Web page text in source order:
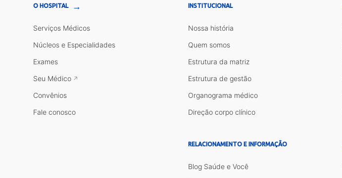
O HOSPITAL →
Serviços Médicos
Núcleos e Especialidades
Exames
Seu Médico
Convênios
Fale conosco
INSTITUCIONAL
Nossa história
Quem somos
Estrutura da matriz
Estrutura de gestão
Organograma médico
Direção corpo clínico
RELACIONAMENTO E INFORMAÇÃO
Blog Saúde e Você